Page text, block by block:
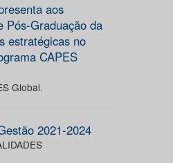
aos
Pós-Graduação da
estratégicas no
CAPES
Global.
2021-2024